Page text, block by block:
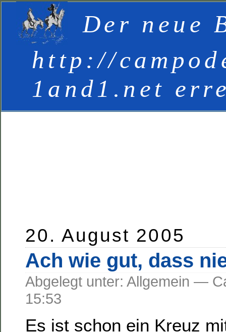
Der neue
http://
1and1.net
20. August 2005
Ach wie gut, dass
Abgelegt unter: Allgemein —
15:53
Es ist schon ein Kreuz